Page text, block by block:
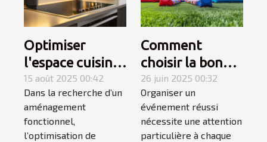
Optimiser
l'espace cuisine
avec une plaque
électrique
adaptée
15 août 2025 00:42
Dans la recherche d’un
aménagement
fonctionnel,
l’optimisation de
Comment
choisir la bonne
structure
gonflable pour
votre
événement ?
26 juin 2025 00:32
Organiser un
événement réussi
nécessite une attention
particulière à chaque